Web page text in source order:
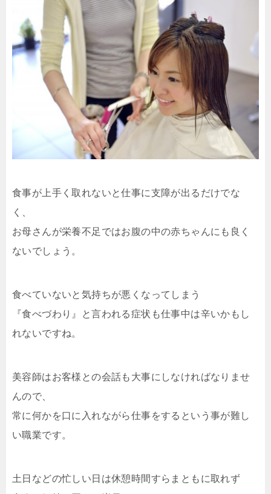
食事が上手く取れないと仕事に支障が出るだけでな
く、
お母さんが栄養不足ではお腹の中の赤ちゃんにも良く
ないでしょう。
食べていないと気持ちが悪くなってしまう
『食べづわり』と言われる症状も仕事中は辛いかもし
れないですね。
美容師はお客様との会話も大事にしなければなりませ
んので、
常に何かを口に入れながら仕事をするという事が難し
い職業です。
土日などの忙しい日は休憩時間すらまともに取れず